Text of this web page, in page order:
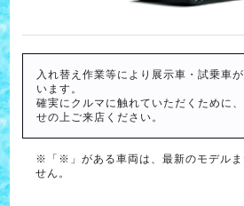
入れ替え作業等により展示車・試乗車
います。
確実にクルマに触れていただくために
せの上ご来店ください。
※「※」がある車両は、最新のモデルま
せん。